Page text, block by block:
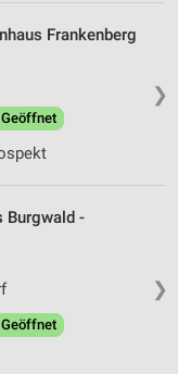
❯
Frankenberg
Geöffnet
❯
Burgwald -
Geöffnet